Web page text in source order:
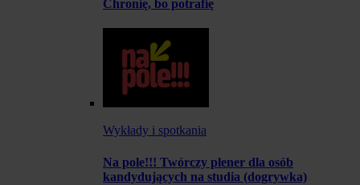
Chronię, bo potrafię
Wykłady i spotkania
Na pole!!! Twórczy plener dla osób
kandydujących na studia (dogrywka)